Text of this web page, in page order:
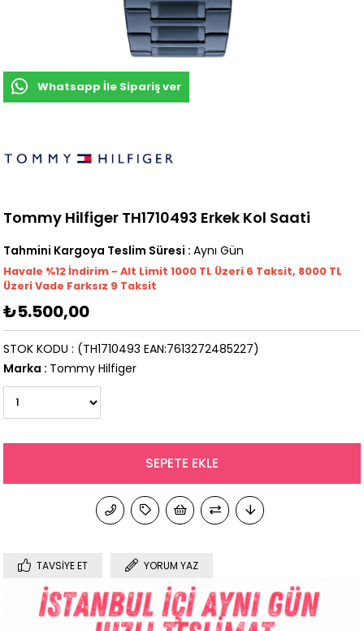
Whatsapp İle Sipariş ver
Tommy Hilfiger TH1710493 Erkek Kol Saati
Tahmini Kargoya Teslim Süresi : Aynı Gün
Havale %12 İndirim - Alt Limit 1000 TL Üzeri 6 Taksit, 8000 TL
Üzeri Vade Farksız 9 Taksit
₺5.500,00
(TH1710493 EAN:7613272485227)
STOK KODU
Marka : Tommy Hilfiger
TAVSIYE ET YORUM YAZ